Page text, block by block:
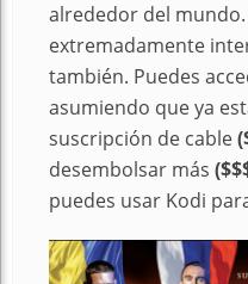
alrededor del
extremadamente
también. Puedes
asumiendo que ya
suscripción de cable
desembolsar más
puedes usar Kodi